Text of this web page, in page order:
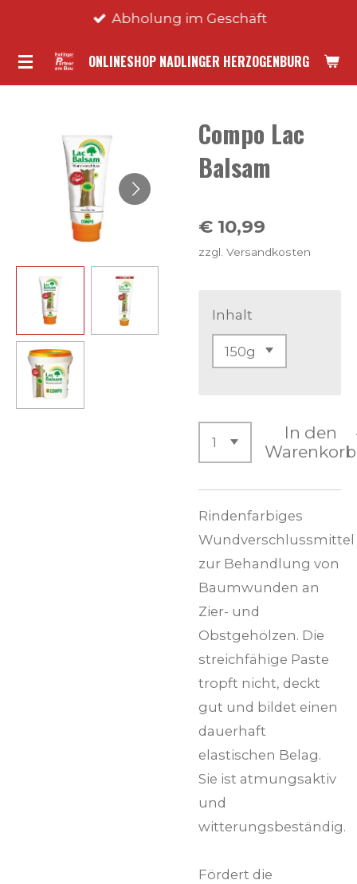
springen
ONLINESHOP NADLINGER HERZOGENBURG
Abholung im Geschäft
Compo Lac
Balsam
€ 10,99
zzgl. Versandkosten
Inhalt
In den
Warenkorb
Rindenfarbiges
Wundverschlussmittel
zur Behandlung von
Baumwunden an
Zier- und
Obstgehölzen. Die
streichfähige Paste
tropft nicht, deckt
gut und bildet einen
dauerhaft
elastischen Belag.
Sie ist atmungsaktiv
und
witterungsbeständig.
Fördert die